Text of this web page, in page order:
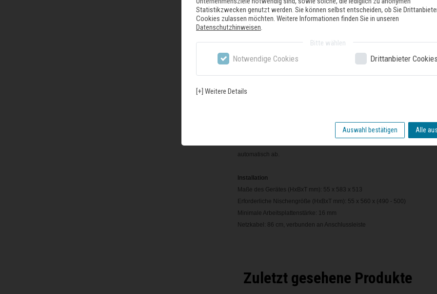
Timer: Am Ende der eingestellten Zeit ertönt ein Signal (z. B. beim
Zeitersparnis und Effizienz
powerBoost-Funktion für alle Induktions-Kochzonen möglich: Mit 50 %
2-stufige Restwärmeanzeige je Kochzone: Zeigt an, welche Kochzonen
Kindersicherung: Verhindert eine unbeabsichtigte Aktivierung des
Automatische Sicherheitsabschaltung: Aus Sicherheitsgründen schaltet
automatisch ab.
Installation
Maße des Gerätes (HxBxT mm): 55 x 583 x 513
Erforderliche Nischengröße (HxBxT mm): 55 x 560 x (490 - 500)
Minimale Arbeitsplattenstärke: 16 mm
Netzkabel: 86 cm, verbunden an Anschlussleiste
Zuletzt gesehene Produkte
Statistikzwecken genutzt werden. Sie können selbst entscheiden, ob Sie
Cookies zulassen möchten. Weitere Informationen finden Sie in unseren
Datenschutzhinweisen.
Bitte wählen
Notwendige Cookies Drittanbieter Cookies
[+] Weitere Details
Auswahl bestätigen Alle